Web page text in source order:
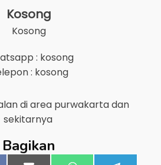
Kosong
Kosong
: kosong
: kosong
di area purwakartadan
sekitarnya
Bagikan